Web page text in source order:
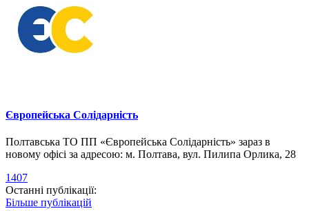
Європейська Солідарність
Полтавська ТО ПП «Європейська Солідарність» зараз в
новому офісі за адресою: м. Полтава, вул. Пилипа Орлика, 28
1407
Останні публікації:
Більше публікацій